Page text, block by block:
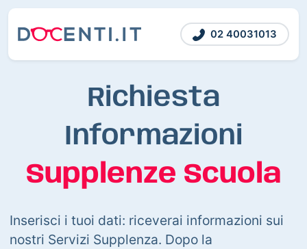
02 40031013
Richiesta
Informazioni
Supplenze Scuola
Inserisci i tuoi dati: riceverai informazioni sui
nostri Servizi Supplenza. Dopo la